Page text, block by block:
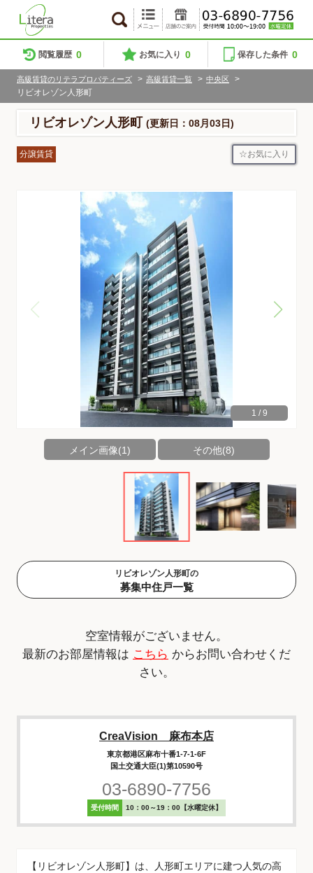
閲覧履歴 0 お気に入り 0 保存した条件 0
高級賃貸のリテラプロパティーズ > 高級賃貸一覧 > 中央区
>
リビオレゾン人形町
リビオレゾン人形町 (更新日：08月03日)
分譲賃貸 お気に入り
1 / 9
メイン画像(1) その他(8)
リビオレゾン人形町の
募集中住戸一覧
空室情報がございません。
最新のお部屋情報は こちら からお問い合わせくだ
さい。
CreaVision 麻布本店
東京都港区麻布十番1-7-1-6F
国土交通大臣(1)第10590号
03-6890-7756
受付時間 10：00～19：00【水曜定休】
【リビオレゾン人形町】は、人形町エリアに建つ人気の高